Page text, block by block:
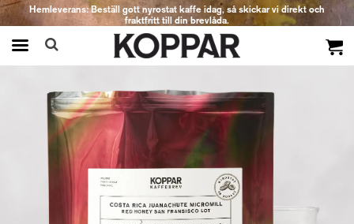
Hemleverans: Beställ gott nyrostat kaffe idag, så skickar vi direkt och
fraktfritt till din brevlåda.